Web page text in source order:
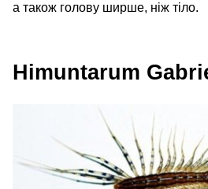
а також голову ширше, ніж тіло.
Himuntarum